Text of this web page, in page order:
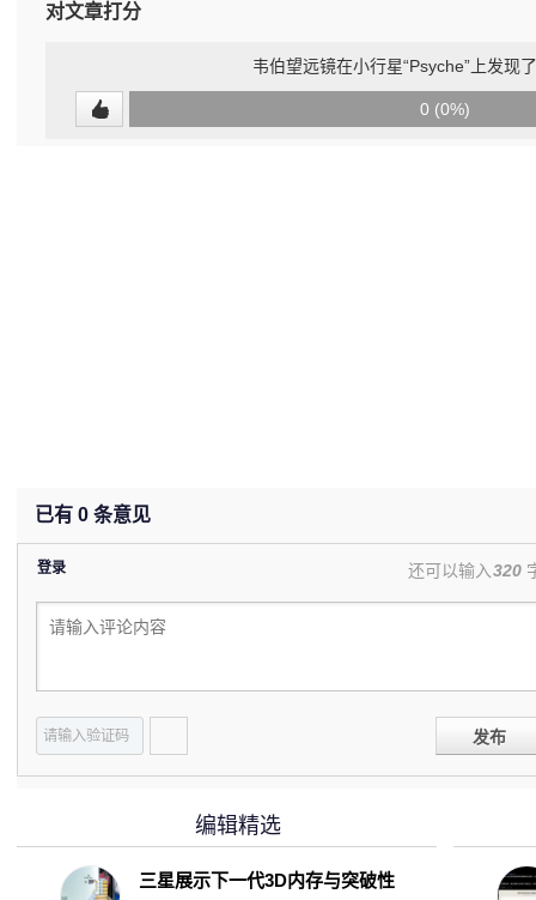
对文章打分
韦伯望远镜在小行星“Psyche”上发现
0 (0%)
已有 0 条意见
登录 还可以输入320
发布
编辑精选
三星展示下一代3D内存与突破性